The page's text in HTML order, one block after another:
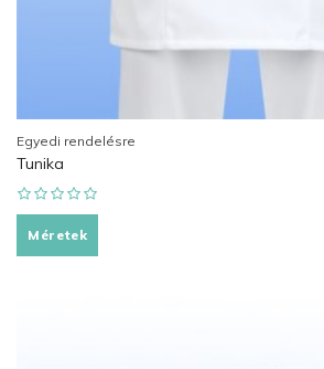
Egyedi rendelésre
Tunika
Méretek